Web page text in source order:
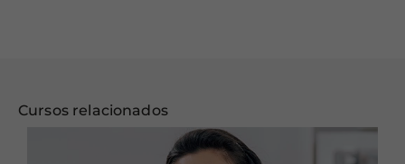
Cursos relacionados